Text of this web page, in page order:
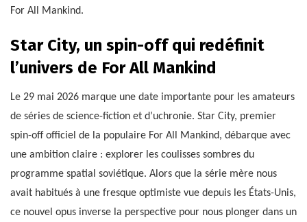
For All Mankind.
Star City, un spin-off qui redéfinit
l’univers de For All Mankind
Le 29 mai 2026 marque une date importante pour les amateurs
de séries de science-fiction et d’uchronie. Star City, premier
spin-off officiel de la populaire For All Mankind, débarque avec
une ambition claire : explorer les coulisses sombres du
programme spatial soviétique. Alors que la série mère nous
avait habitués à une fresque optimiste vue depuis les États-Unis,
ce nouvel opus inverse la perspective pour nous plonger dans un